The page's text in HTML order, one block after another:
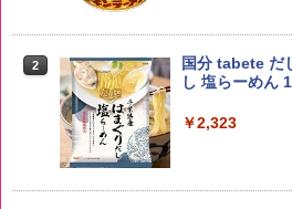
2
【在庫処分価
kg 業務用 お
￥2,680
イボール 大容量
2
国分 tabete だ
し 塩らーめん
￥2,323